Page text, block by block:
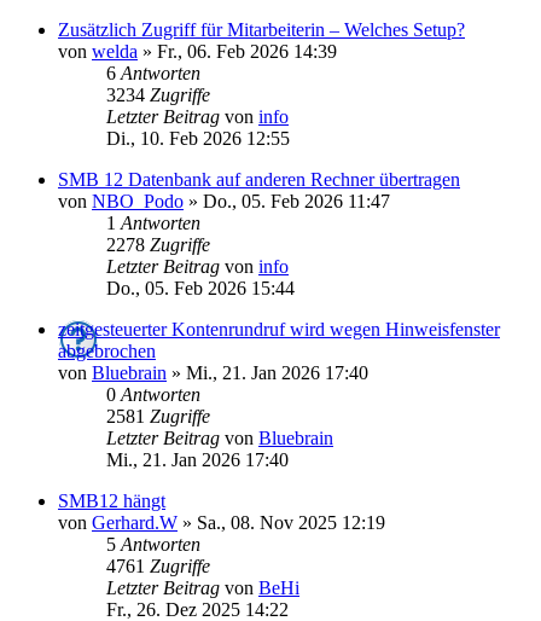
Zusätzlich Zugriff für Mitarbeiterin – Welches Setup?
von welda » Fr., 06. Feb 2026 14:39
6 Antworten
3234 Zugriffe
Letzter Beitrag von info
Di., 10. Feb 2026 12:55
SMB 12 Datenbank auf anderen Rechner übertragen
von NBO_Podo » Do., 05. Feb 2026 11:47
1 Antworten
2278 Zugriffe
Letzter Beitrag von info
Do., 05. Feb 2026 15:44
zeitgesteuerter Kontenrundruf wird wegen Hinweisfenster
abgebrochen
von Bluebrain » Mi., 21. Jan 2026 17:40
0 Antworten
2581 Zugriffe
Letzter Beitrag von Bluebrain
Mi., 21. Jan 2026 17:40
SMB12 hängt
von Gerhard.W » Sa., 08. Nov 2025 12:19
5 Antworten
4761 Zugriffe
Letzter Beitrag von BeHi
Fr., 26. Dez 2025 14:22